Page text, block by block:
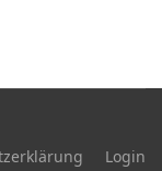
Login